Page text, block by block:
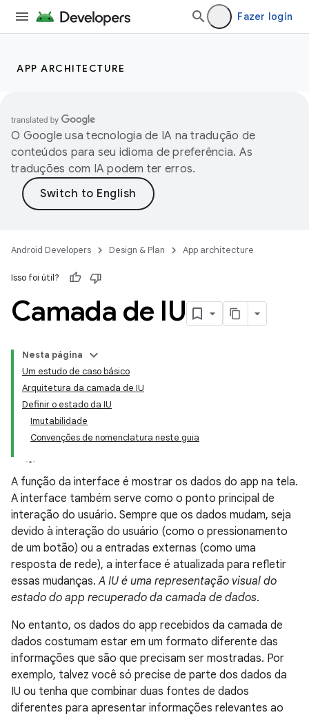
Fazer login
APP ARCHITECTURE
O Google usa tecnologia de IA na tradução de
conteúdos para seu idioma de preferência. As
traduções com IA podem ter erros.
Android Developers Design & Plan App architecture
Isso foi útil?
Camada de IU
Nesta página
Um estudo de caso básico
Arquitetura da camada de IU
Definir o estado da IU
Imutabilidade
Convenções de nomenclatura neste guia
A função da interface é mostrar os dados do app na tela.
A interface também serve como o ponto principal de
interação do usuário. Sempre que os dados mudam, seja
devido à interação do usuário (como o pressionamento
de um botão) ou a entradas externas (como uma
resposta de rede), a interface é atualizada para refletir
essas mudanças.A IU é uma representação visual do
estado do app recuperado da camada de dados.
No entanto, os dados do app recebidos da camada de
dados costumam estar em um formato diferente das
informações que são que precisam ser mostradas. Por
exemplo, talvez você só precise de parte dos dados da
IU ou tenha que combinar duas fontes de dados
diferentes para apresentar informações relevantes ao